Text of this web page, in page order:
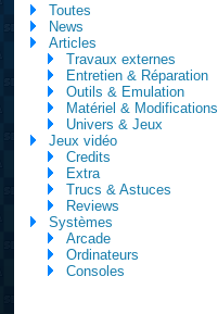
Toutes
News
Articles
Travaux externes
Entretien & Réparation
Outils & Emulation
Matériel & Modifications
Univers & Jeux
Jeux vidéo
Credits
Extra
Trucs & Astuces
Reviews
Systèmes
Arcade
Ordinateurs
Consoles